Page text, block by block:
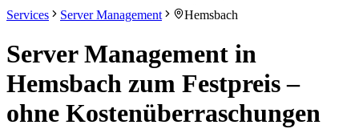
Services Server Management Hemsbach
Server Management in
Hemsbach zum Festpreis –
ohne Kostenüberraschungen